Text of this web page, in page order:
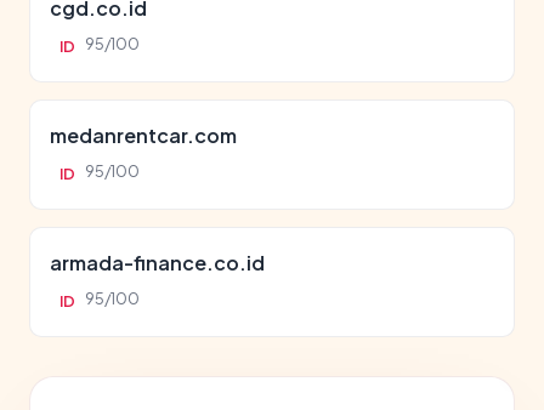
cgd.co.id
ID 95/100
medanrentcar.com
ID 95/100
armada-finance.co.id
ID 95/100